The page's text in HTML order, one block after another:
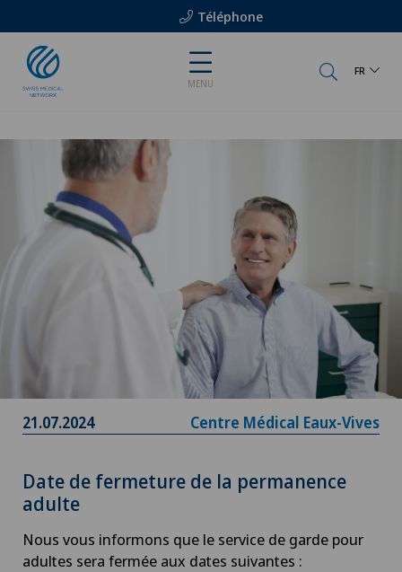
Téléphone
MENU
FR
21.07.2024 Centre Médical Eaux-Vives
Date de fermeture de la permanence
adulte
Nous vous informons que le service de garde pour
adultes sera fermée aux dates suivantes :